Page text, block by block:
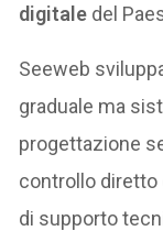
digitale del
Seeweb
graduale ma
progettazione
controllo diretto
di supporto